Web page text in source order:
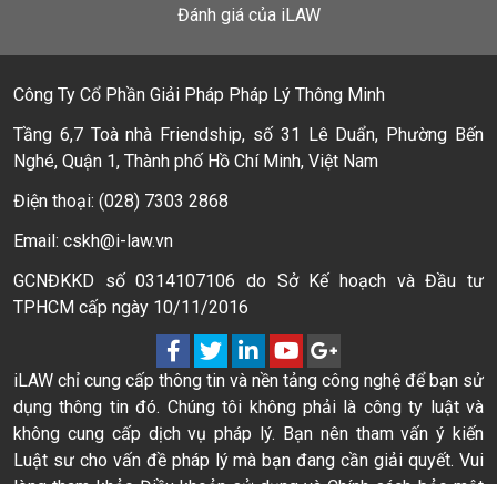
Đánh giá của iLAW
Công Ty Cổ Phần Giải Pháp Pháp Lý Thông Minh
Tầng 6,7 Toà nhà Friendship, số 31 Lê Duẩn, Phường Bến
Nghé, Quận 1, Thành phố Hồ Chí Minh, Việt Nam
Điện thoại: (028) 7303 2868
Email: cskh@i-law.vn
GCNĐKKD số 0314107106 do Sở Kế hoạch và Đầu tư
TPHCM cấp ngày 10/11/2016
iLAW chỉ cung cấp thông tin và nền tảng công nghệ để bạn sử
dụng thông tin đó. Chúng tôi không phải là công ty luật và
không cung cấp dịch vụ pháp lý. Bạn nên tham vấn ý kiến
Luật sư cho vấn đề pháp lý mà bạn đang cần giải quyết. Vui